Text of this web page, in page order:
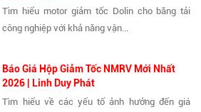
Tìm hiểu motor giảm tốc Dolin cho băng tải
công nghiệp với khả năng vận...
Báo Giá Hộp Giảm Tốc NMRV Mới Nhất
2026 | Linh Duy Phát
Tìm hiểu về các yếu tố ảnh hưởng đến giá